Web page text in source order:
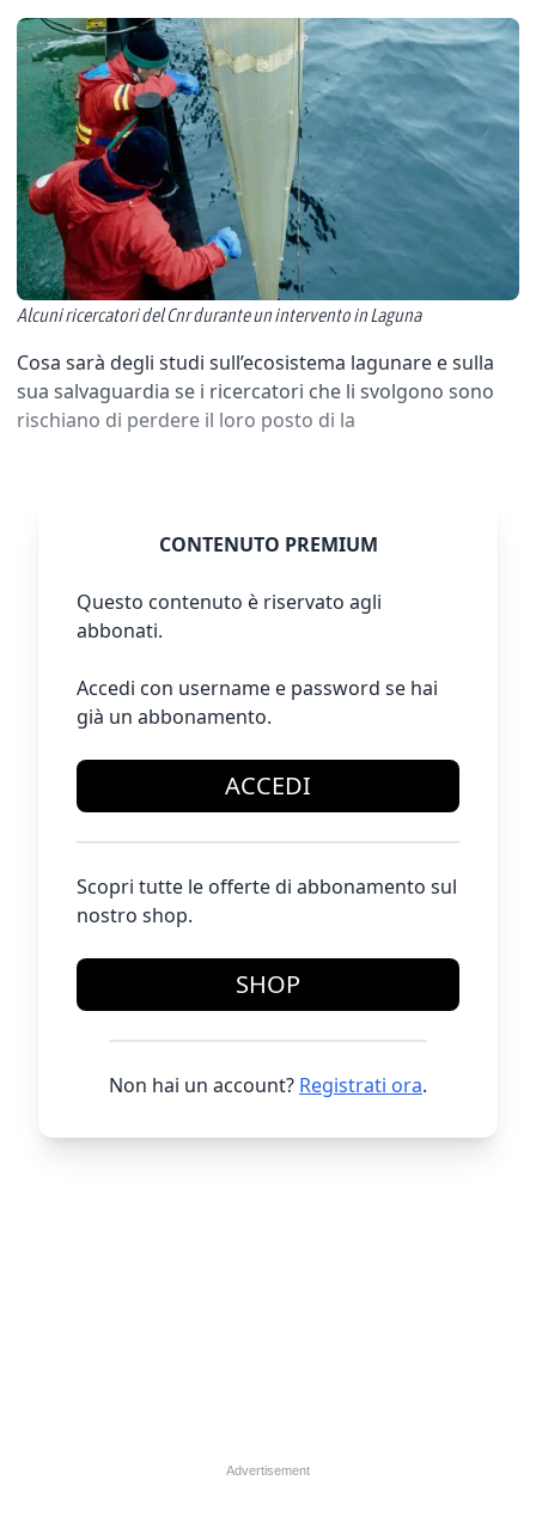
Alcuni ricercatori del Cnr durante un intervento in Laguna
Cosa sarà degli studi sull’ecosistema lagunare e sulla
sua salvaguardia se i ricercatori che li svolgono sono
rischiano di perdere il loro posto di la
CONTENUTO PREMIUM
Questo contenuto è riservato agli
abbonati.
Accedi con username e password se hai
già un abbonamento.
ACCEDI
Scopri tutte le offerte di abbonamento sul
nostro shop.
SHOP
Non hai un account? Registrati ora.